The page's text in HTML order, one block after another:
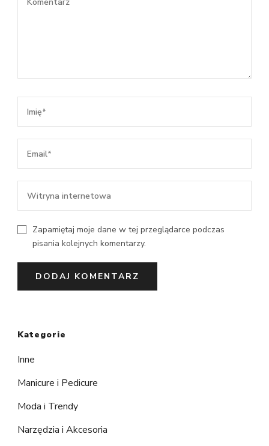
Zapamiętaj moje dane w tej przeglądarce podczas
pisania kolejnych komentarzy.
Kategorie
Inne
Manicure i Pedicure
Moda i Trendy
Narzędzia i Akcesoria